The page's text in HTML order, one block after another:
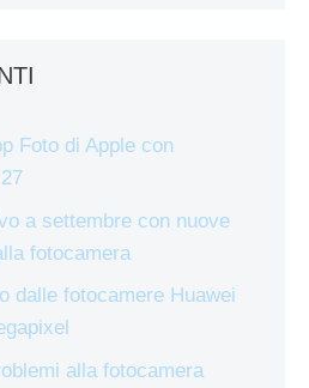
Foto di Apple con
a settembre con nuove
fotocamera
dalle fotocamere Huawei
alla fotocamera